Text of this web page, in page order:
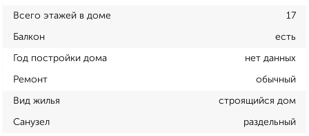
Всего этажей в доме 17
Балкон есть
Год постройки дома нет данных
Ремонт обычный
Вид жилья строящийся дом
Санузел раздельный